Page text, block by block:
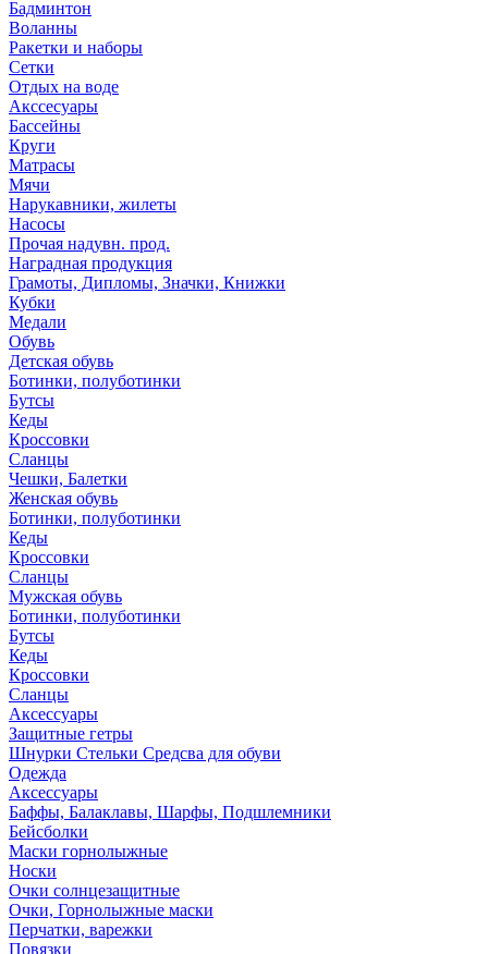
Бадминтон
Воланны
Ракетки и наборы
Сетки
Отдых на воде
Акссесуары
Бассейны
Круги
Матрасы
Мячи
Нарукавники, жилеты
Насосы
Прочая надувн. прод.
Наградная продукция
Грамоты, Дипломы, Значки, Книжки
Кубки
Медали
Обувь
Детская обувь
Ботинки, полуботинки
Бутсы
Кеды
Кроссовки
Сланцы
Чешки, Балетки
Женская обувь
Ботинки, полуботинки
Кеды
Кроссовки
Сланцы
Мужская обувь
Ботинки, полуботинки
Бутсы
Кеды
Кроссовки
Сланцы
Аксессуары
Защитные гетры
Шнурки Стельки Средсва для обуви
Одежда
Аксессуары
Баффы, Балаклавы, Шарфы, Подшлемники
Бейсболки
Маски горнолыжные
Носки
Очки солнцезащитные
Очки, Горнолыжные маски
Перчатки, варежки
Повязки